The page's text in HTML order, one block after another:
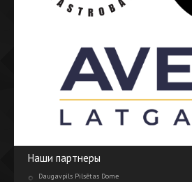
Наши партнеры
Daugavpils Pilsētas Dome